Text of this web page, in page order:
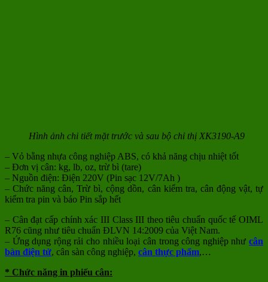
Hình ảnh chi tiết mặt trước và sau bộ chỉ thị XK3190-A9
– Vỏ bằng nhựa công nghiệp ABS, có khả năng chịu nhiệt tốt
– Đơn vị cân: kg, lb, oz, trừ bì (tare)
– Nguồn điện: Điện 220V (Pin sạc 12V/7Ah )
– Chức năng cân, Trừ bì, cộng dồn, cân kiểm tra, cân động vật, tự
kiểm tra pin và báo Pin sắp hết
– Cân đạt cấp chính xác III Class III theo tiêu chuẩn quốc tế OIML
R76 cũng như tiêu chuẩn ĐLVN 14:2009 của Việt Nam.
– Ứng dụng rộng rải cho nhiều loại cân trong công nghiệp như cân
bàn điện tử, cân sàn công nghiệp, cân thực phẩm,…
* Chức năng in phiếu cân: